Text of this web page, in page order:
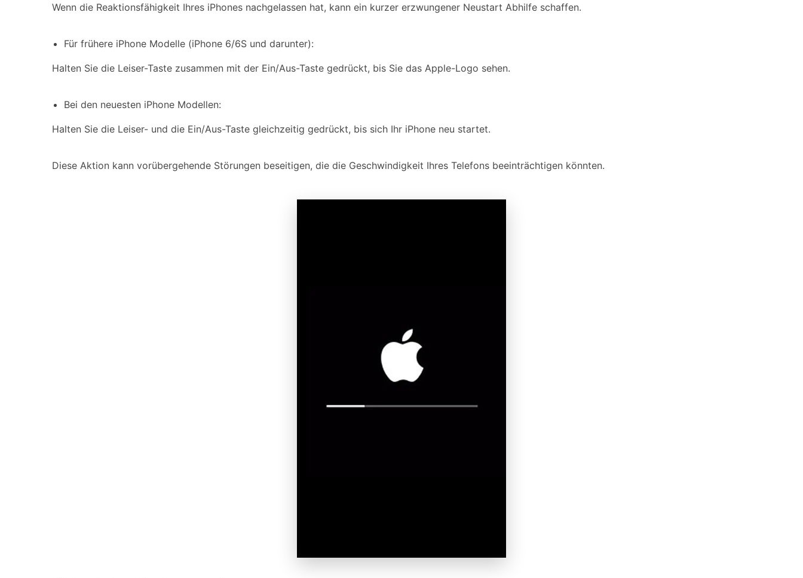
Wenn die Reaktionsfähigkeit Ihres iPhones nachgelassen hat, kann ein kurzer erzwungener Neustart Abhilfe schaffen.
Für frühere iPhone Modelle (iPhone 6/6S und darunter):
Halten Sie die Leiser-Taste zusammen mit der Ein/Aus-Taste gedrückt, bis Sie das Apple-Logo sehen.
Bei den neuesten iPhone Modellen:
Halten Sie die Leiser- und die Ein/Aus-Taste gleichzeitig gedrückt, bis sich Ihr iPhone neu startet.
Diese Aktion kann vorübergehende Störungen beseitigen, die die Geschwindigkeit Ihres Telefons beeinträchtigen könnten.